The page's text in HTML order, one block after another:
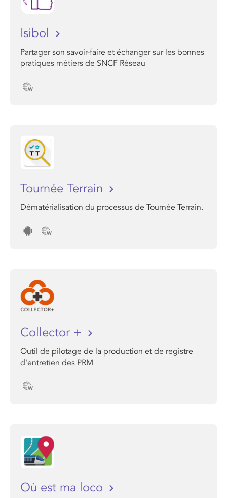
Isibol
Partager son savoir-faire et échanger sur les bonnes
pratiques métiers de SNCF Réseau
Tournée Terrain
Dématérialisation du processus de Tournée Terrain.
Collector +
Outil de pilotage de la production et de registre
d'entretien des PRM
Où est ma loco